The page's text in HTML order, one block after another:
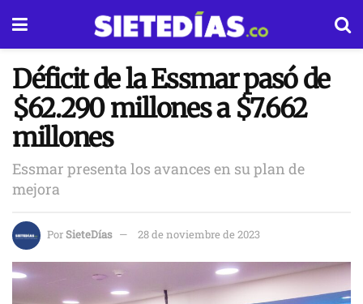
Déficit de la Essmar pasó de
$62.290 millones a $7.662
millones
Essmar presenta los avances en su plan de
mejora
PorSieteDías 28 de noviembre de 2023